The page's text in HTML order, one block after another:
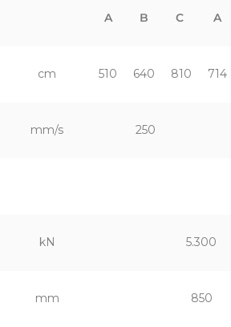
A B C A
cm 510 640 810 714
mm/s 250
kN 5.300
mm 850